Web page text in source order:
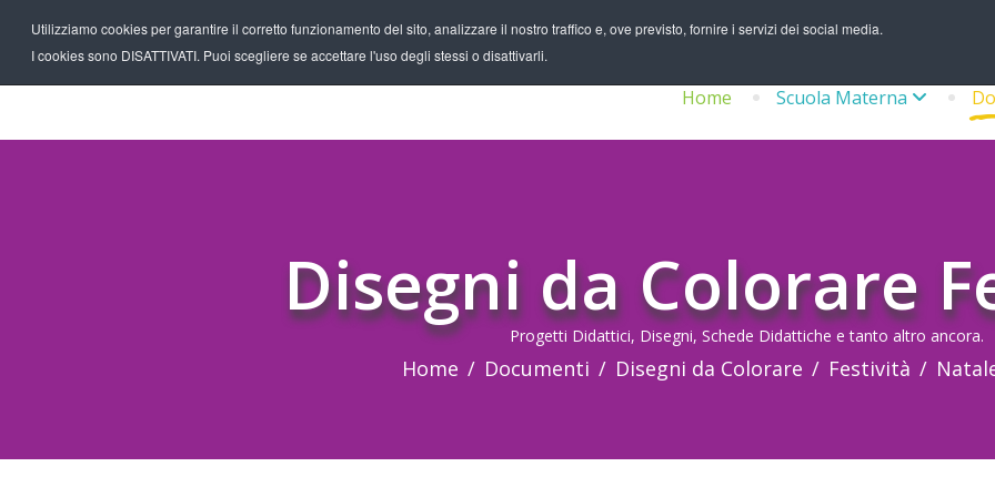
Utilizziamo cookies per garantire il corretto funzionamento del sito, analizzare il nostro traffico e, ove previsto, fornire i servizi dei social media.
I cookies sono DISATTIVATI. Puoi scegliere se accettare l'uso degli stessi o disattivarli.
Home Scuola Materna
Disegni da Colorare
Progetti Didattici, Disegni, Schede Didattiche e tanto altro ancora.
Home Documenti Disegni da Colorare Festività